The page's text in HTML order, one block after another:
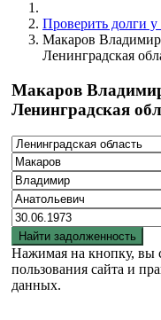
Проверить долги
Макаров
Ленинградская
Макаров
Ленинградская
Найти задолженность
Нажимая на кнопку, вы
пользования сайта и
данных.